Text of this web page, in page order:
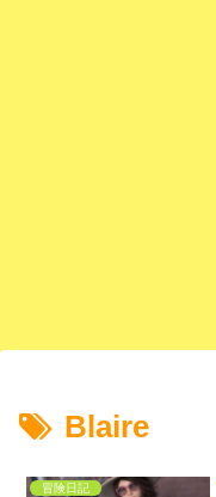
Blaire
冒険日記